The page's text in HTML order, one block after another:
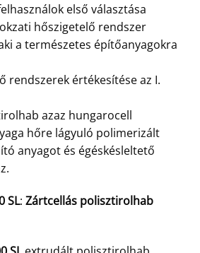
első választása
hőszigetelő rendszer
a természetes építőanyagokra
rendszerek értékesítése az I.
azaz hungarocell
hőre lágyuló polimerizált
anyagot és égéskésleltető
SL: Zártcellás polisztirolhab